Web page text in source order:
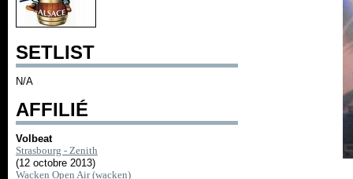
SETLIST
N/A
AFFILIÉ
Volbeat
Strasbourg - Zenith
(12 octobre 2013)
Wacken Open Air (wacken)